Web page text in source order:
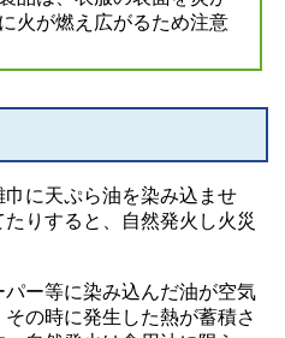
火が燃え広がるため注意
に天ぷら油を染み込ませ
りすると、自然発火し火災
ー等に染み込んだ油が空気
の時に発生した熱が蓄積さ